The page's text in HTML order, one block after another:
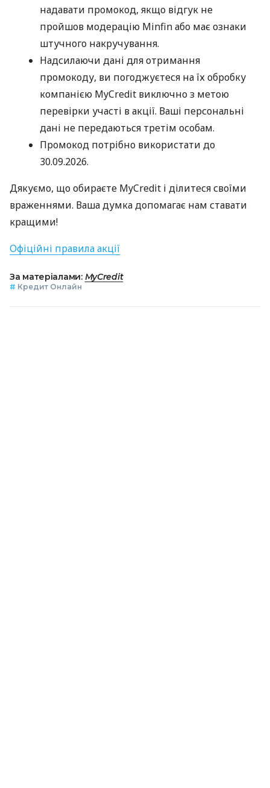
надавати промокод, якщо відгук не
пройшов модерацію Minfin або має ознаки
штучного накручування.
Надсилаючи дані для отримання
промокоду, ви погоджуєтеся на їх обробку
компанією MyCredit виключно з метою
перевірки участі в акції. Ваші персональні
дані не передаються третім особам.
Промокод потрібно використати до
30.09.2026.
Дякуємо, що обираєте MyCredit і ділитеся своїми
враженнями. Ваша думка допомагає нам ставати
кращими!
Офіційні правила акції
За матеріалами: MyCredit
# Кредит Онлайн